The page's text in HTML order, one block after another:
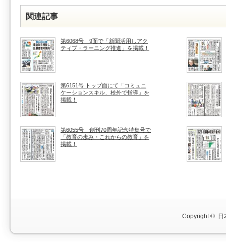
関連記事
第6068号 9面で「新聞活用しアク
ティブ・ラーニング推進」を掲載！
第6151号 トップ面にて「コミュニ
ケーションスキル、校外で指導」を
掲載！
第6055号 創刊70周年記念特集号で
「教育の歩み・これからの教育」を
掲載！
Copyright © 日